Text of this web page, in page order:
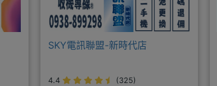
SKY電訊聯盟-新時代店
4.4
(325)